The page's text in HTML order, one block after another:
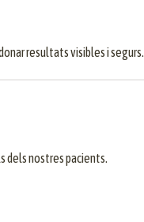
resultats visibles i segurs.
dels nostres pacients.